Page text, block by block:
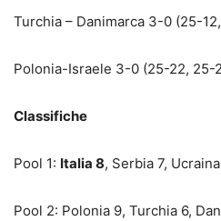
Turchia – Danimarca 3-0 (25-
Polonia-Israele 3-0 (25-22, 25-
Classifiche
Pool 1: Italia 8, Serbia 7,
Pool 2: Polonia 9, Turchia 6,